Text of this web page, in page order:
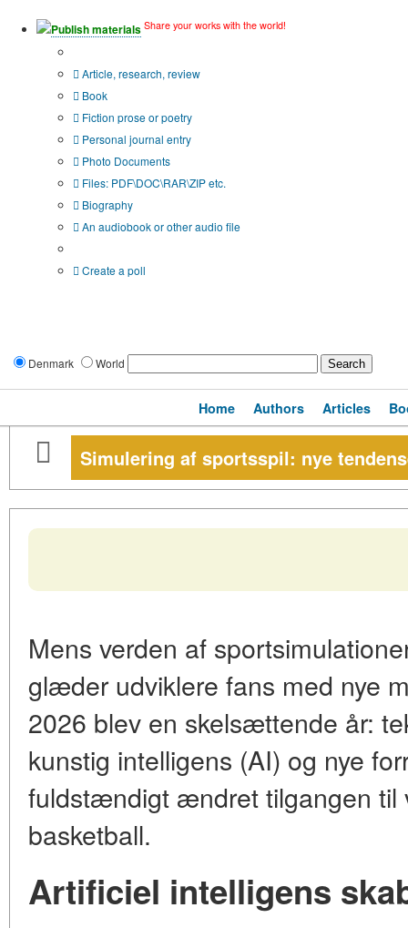
Publish materials Share your works with the world!
Article, research, review
Book
Fiction prose or poetry
Personal journal entry
Photo Documents
Files: PDF\DOC\RAR\ZIP etc.
Biography
An audiobook or other audio file
Create a poll
Denmark World
Home Authors Articles
Simulering af sportsspil: nye
Mens verden af
glæder udviklere fans med nye
2026 blev en skelsættende år:
kunstig intelligens (AI) og nye
fuldstændigt ændret tilgangen til
basketball.
Artificiel intelligens